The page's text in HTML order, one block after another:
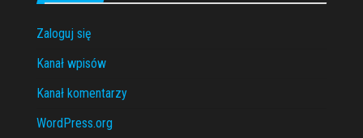
Zaloguj się
Kanał wpisów
Kanał komentarzy
WordPress.org